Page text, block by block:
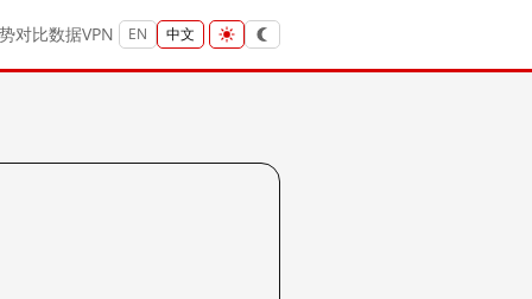
对比数据VPN EN 中文